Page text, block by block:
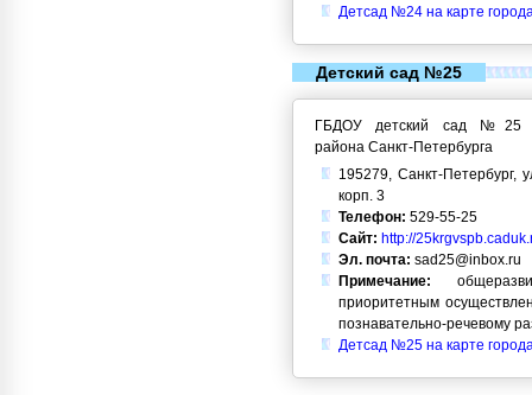
Детсад №24 на карте
Детский сад №25
ГБДОУ детский сад №25
района Санкт-Петербурга
195279, Санкт-Петербург,
корп. 3
Телефон: 529-55-25
Сайт: http://
Эл. почта: sad25@inbox.ru
Примечание:
приоритетным
познавательно-речевому
Детсад №25 на карте